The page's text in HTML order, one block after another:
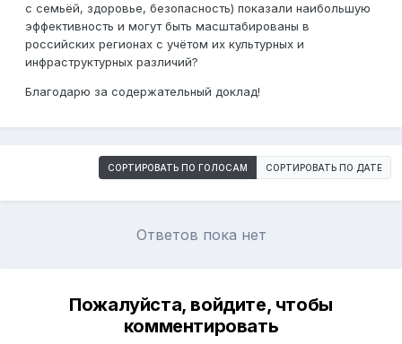
с семьёй, здоровье, безопасность) показали наибольшую
эффективность и могут быть масштабированы в
российских регионах с учётом их культурных и
инфраструктурных различий?
Благодарю за содержательный доклад!
СОРТИРОВАТЬ ПО ГОЛОСАМ СОРТИРОВАТЬ ПО ДАТЕ
Ответов пока нет
Пожалуйста, войдите, чтобы
комментировать